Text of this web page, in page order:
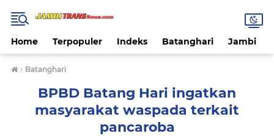
Home Terpopuler Indeks Batanghari Jambi
› Batanghari
BPBD Batang Hari ingatkan
masyarakat waspada terkait
pancaroba